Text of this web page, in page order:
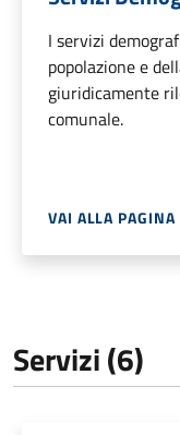
I servizi
popolazione e
giuridicamente
comunale.
VAI ALLA PAGINA
Servizi (6)